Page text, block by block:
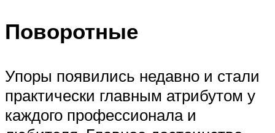
Поворотные
Упоры появились недавно и стали
практически главным атрибутом у
каждого профессионала и